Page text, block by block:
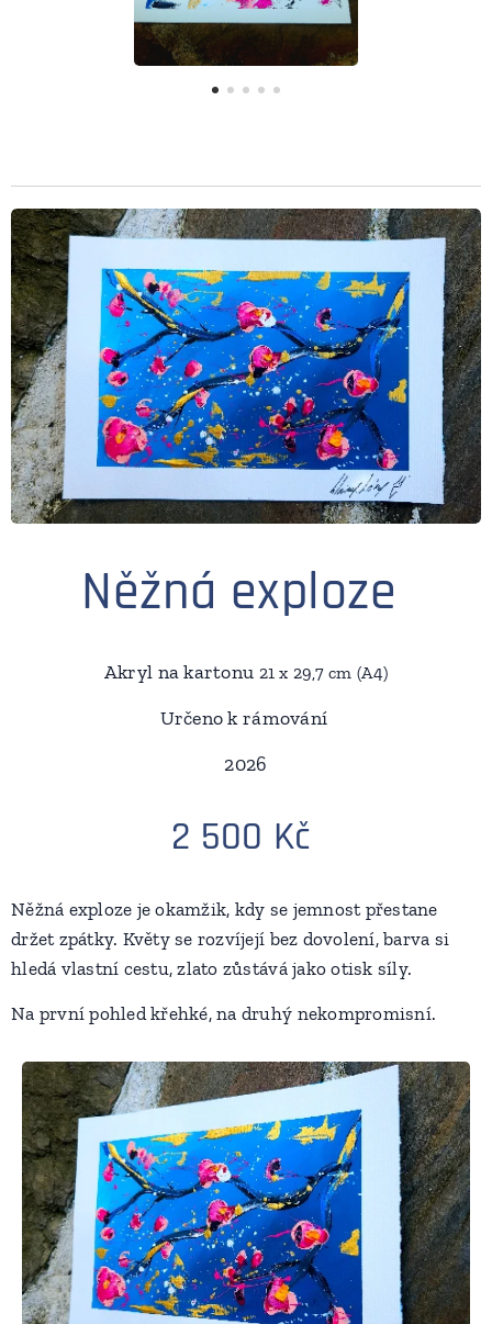
Něžná exploze
Akryl na kartonu 21 x 29,7 cm (A4)
Určeno k rámování
2026
2 500 Kč
Něžná exploze je okamžik, kdy se jemnost přestane
držet zpátky. Květy se rozvíjejí bez dovolení, barva si
hledá vlastní cestu, zlato zůstává jako otisk síly.
Na první pohled křehké, na druhý nekompromisní.